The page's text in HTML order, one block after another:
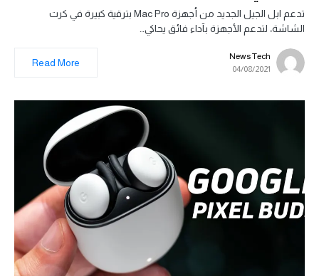
تدعم ابل الجيل الجديد من أجهزة Mac Pro بترقية كبيرة في كرت
الشاشة، لتدعم الأجهزة بآداء فائق يحاكي…
News Tech
04/08/2021
Read More